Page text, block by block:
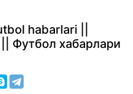
habarlari ||
Футбол хабарлари